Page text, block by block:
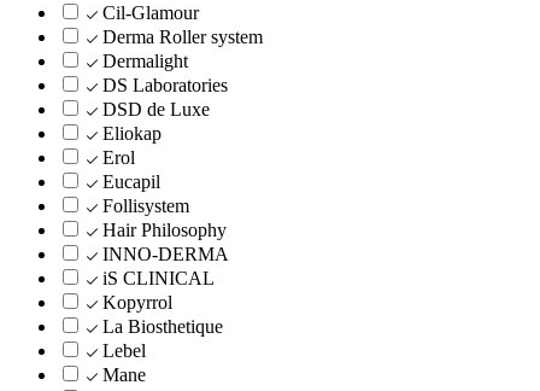
Cil-Glamour
Derma Roller system
Dermalight
DS Laboratories
DSD de Luxe
Eliokap
Erol
Eucapil
Follisystem
Hair Philosophy
INNO-DERMA
iS CLINICAL
Kopyrrol
La Biosthetique
Lebel
Mane